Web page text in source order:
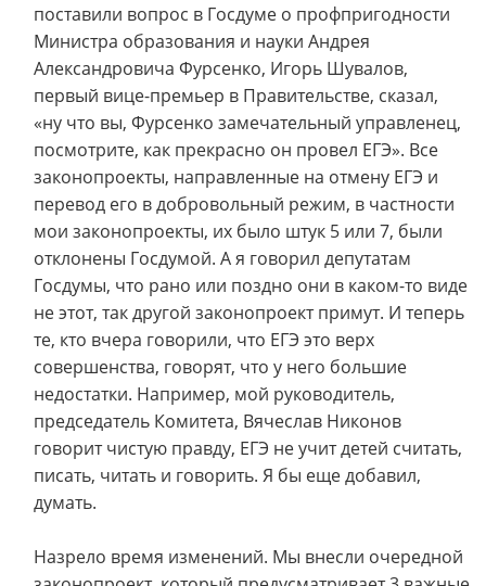
поставили вопрос в Госдуме о профпригодности
Министра образования и науки Андрея
Александровича Фурсенко, Игорь Шувалов,
первый вице-премьер в Правительстве, сказал,
«ну что вы, Фурсенко замечательный управленец,
посмотрите, как прекрасно он провел ЕГЭ». Все
законопроекты, направленные на отмену ЕГЭ и
перевод его в добровольный режим, в частности
мои законопроекты, их было штук 5 или 7, были
отклонены Госдумой. А я говорил депутатам
Госдумы, что рано или поздно они в каком-то виде
не этот, так другой законопроект примут. И теперь
те, кто вчера говорили, что ЕГЭ это верх
совершенства, говорят, что у него большие
недостатки. Например, мой руководитель,
председатель Комитета, Вячеслав Никонов
говорит чистую правду, ЕГЭ не учит детей считать,
писать, читать и говорить. Я бы еще добавил,
думать.
Назрело время изменений. Мы внесли очередной